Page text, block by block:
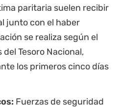
paritaria suelen recibir
junto con el haber
se realiza según el
Tesoro Nacional,
los primeros cinco días
Fuerzas de seguridad